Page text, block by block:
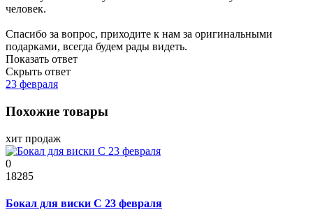
человек.
Спасибо за вопрос, приходите к нам за оригинальными
подарками, всегда будем рады видеть.
Показать ответ
Скрыть ответ
23 февраля
Похожие товары
хит продаж
0
18285
Бокал для виски С 23 февраля